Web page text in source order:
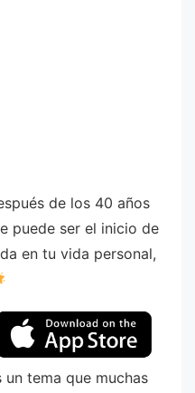
de los 40 años
puede ser el inicio de
en tu vida personal,
tema que muchas